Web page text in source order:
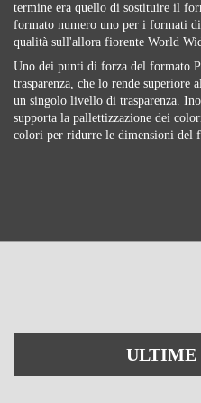
termine era quello di sostituire il
formato numero uno per i formati
qualità sull'allora fiorente World
Uno dei punti di forza del formato
trasparenza, che lo rende superiore
un singolo livello di trasparenza.
supporta la pallettizzazione dei
colori per ridurre le dimensioni del